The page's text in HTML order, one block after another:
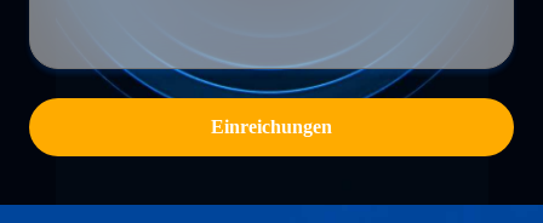
Einreichungen